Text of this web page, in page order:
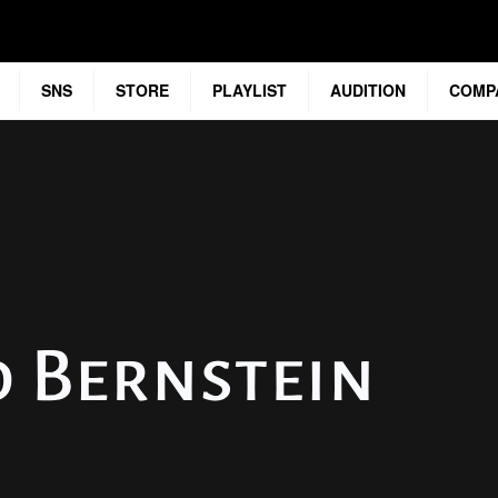
SNS STORE PLAYLIST AUDITION